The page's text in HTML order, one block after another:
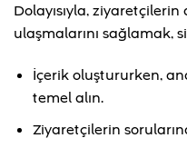
Dolayısıyla, ziyaretçilerin
ulaşmalarını sağlamak,
İçerik oluştururken,
temel alın.
Ziyaretçilerin